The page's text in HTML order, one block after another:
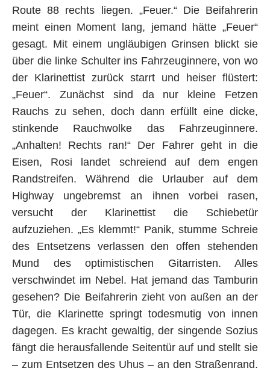
Route 88 rechts liegen. „Feuer.“ Die Beifahrerin
meint einen Moment lang, jemand hätte „Feuer“
gesagt. Mit einem ungläubigen Grinsen blickt sie
über die linke Schulter ins Fahrzeuginnere, von wo
der Klarinettist zurück starrt und heiser flüstert:
„Feuer“. Zunächst sind da nur kleine Fetzen
Rauchs zu sehen, doch dann erfüllt eine dicke,
stinkende Rauchwolke das Fahrzeuginnere.
„Anhalten! Rechts ran!“ Der Fahrer geht in die
Eisen, Rosi landet schreiend auf dem engen
Randstreifen. Während die Urlauber auf dem
Highway ungebremst an ihnen vorbei rasen,
versucht der Klarinettist die Schiebetür
aufzuziehen. „Es klemmt!“ Panik, stumme Schreie
des Entsetzens verlassen den offen stehenden
Mund des optimistischen Gitarristen. Alles
verschwindet im Nebel. Hat jemand das Tamburin
gesehen? Die Beifahrerin zieht von außen an der
Tür, die Klarinette springt todesmutig von innen
dagegen. Es kracht gewaltig, der singende Sozius
fängt die herausfallende Seitentür auf und stellt sie
– zum Entsetzen des Uhus – an den Straßenrand.